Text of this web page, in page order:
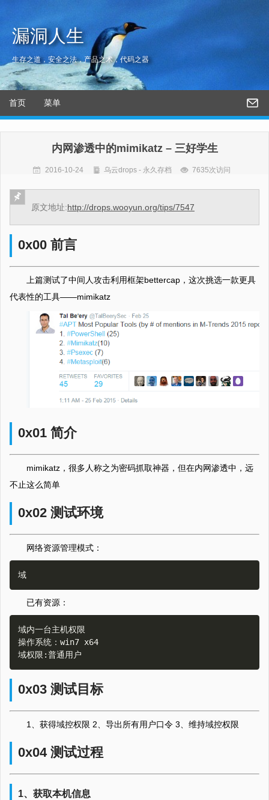
漏洞人生
生存之道，安全之法，产品之术，代码之器
首页 菜单
内网渗透中的mimikatz – 三好学生
2016-10-24 乌云drops - 永久存档 7635次访问
原文地址:http://drops.wooyun.org/tips/7547
0x00 前言
上篇测试了中间人攻击利用框架bettercap，这次挑选一款更具
代表性的工具——mimikatz
0x01 简介
mimikatz，很多人称之为密码抓取神器，但在内网渗透中，远
不止这么简单
0x02 测试环境
网络资源管理模式：
已有资源：
域内一台主机权限
操作系统：win7 x64
0x03 测试目标
1、获得域控权限 2、导出所有用户口令 3、维持域控权限
0x04 测试过程
1、获取本机信息